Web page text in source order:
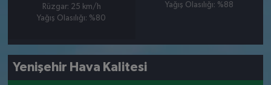
Rüzgar: 25 km/h
Yağış Olasılığı: %80
Yağış Olasılığı: %88
Yenişehir Hava Kalitesi